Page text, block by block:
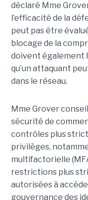
déclaré Mme
l’efficacité de la
peut pas être
blocage de la
doivent également
qu’un attaquant
dans le réseau.
Mme Grover
sécurité de
contrôles plus
privilèges,
multifactorielle
restrictions plus
autorisées à
gouvernance des